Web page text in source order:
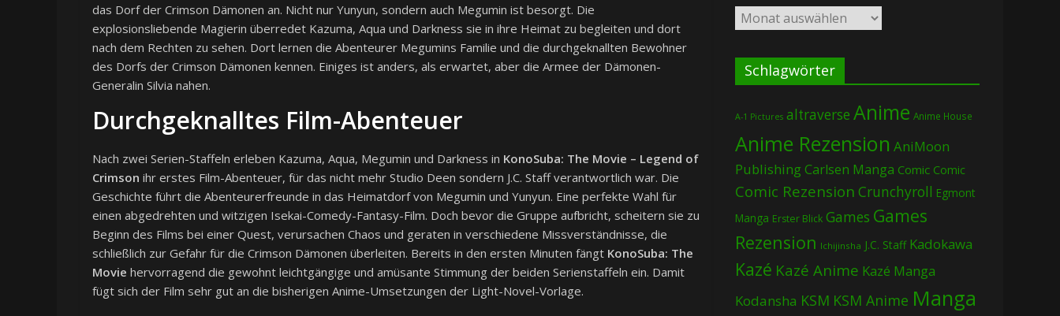
das Dorf der Crimson Dämonen an. Nicht nur Yunyun, sondern auch Megumin ist besorgt. Die
explosionsliebende Magierin überredet Kazuma, Aqua und Darkness sie in ihre Heimat zu begleiten und dort
nach dem Rechten zu sehen. Dort lernen die Abenteurer Megumins Familie und die durchgeknallten Bewohner
des Dorfs der Crimson Dämonen kennen. Einiges ist anders, als erwartet, aber die Armee der Dämonen-
Generalin Silvia nahen.
Durchgeknalltes Film-Abenteuer
Nach zwei Serien-Staffeln erleben Kazuma, Aqua, Megumin und Darkness in KonoSuba: The Movie – Legend of
Crimson ihr erstes Film-Abenteuer, für das nicht mehr Studio Deen sondern J.C. Staff verantwortlich war. Die
Geschichte führt die Abenteurerfreunde in das Heimatdorf von Megumin und Yunyun. Eine perfekte Wahl für
einen abgedrehten und witzigen Isekai-Comedy-Fantasy-Film. Doch bevor die Gruppe aufbricht, scheitern sie zu
Beginn des Films bei einer Quest, verursachen Chaos und geraten in verschiedene Missverständnisse, die
schließlich zur Gefahr für die Crimson Dämonen überleiten. Bereits in den ersten Minuten fängt KonoSuba: The
Movie hervorragend die gewohnt leichtgängige und amüsante Stimmung der beiden Serienstaffeln ein. Damit
fügt sich der Film sehr gut an die bisherigen Anime-Umsetzungen der Light-Novel-Vorlage.
Archiv
Schlagwörter
A-1 Pictures altraverse Anime Anime House
Anime Rezension AniMoon
PublishingCarlsen Manga Comic Comic
Comic Rezension Crunchyroll Egmont
Manga Erster Blick Games Games
Rezension Ichijinsha J.C. Staff Kadokawa
Kazé Kazé Anime Kazé Manga
Kodansha KSM KSM Anime Manga